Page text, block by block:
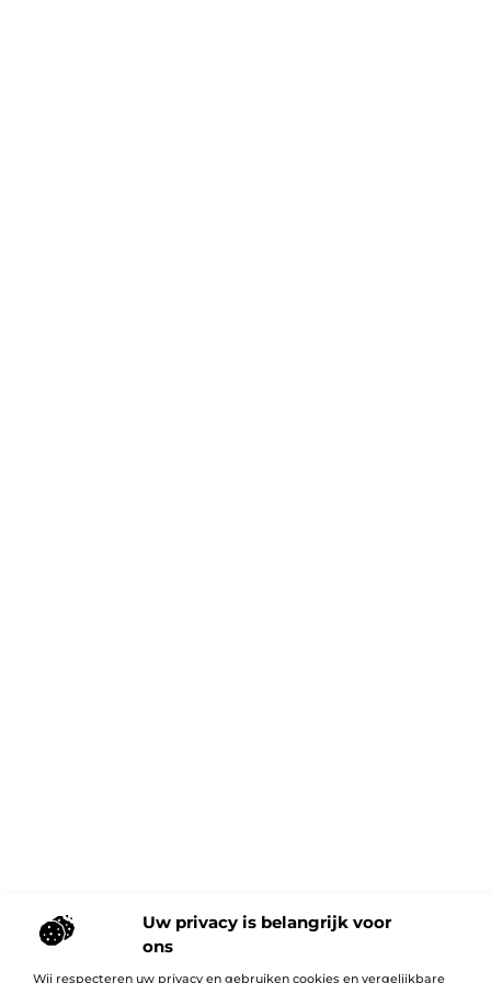
Uw privacy is belangrijk voor
ons
Wij respecteren uw privacy en gebruiken cookies en vergelijkbare